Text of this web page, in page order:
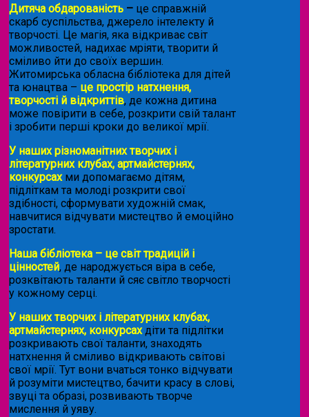
Дитяча обдарованість – це справжній
скарб суспільства, джерело інтелекту й
творчості. Це магія, яка відкриває світ
можливостей, надихає мріяти, творити й
сміливо йти до своїх вершин.
Житомирська обласна бібліотека для дітей
та юнацтва – це простір натхнення,
творчості й відкриттів, де кожна дитина
може повірити в себе, розкрити свій талант
і зробити перші кроки до великої мрії.
У наших різноманітних творчих і
літературних клубах, артмайстернях,
конкурсахми допомагаємо дітям,
підліткам та молоді розкрити свої
здібності, сформувати художній смак,
навчитися відчувати мистецтво й емоційно
зростати.
Наша бібліотека – це світ традицій і
цінностей, де народжується віра в себе,
розквітають таланти й сяє світло творчості
у кожному серці.
У наших творчих і літературних клубах,
артмайстернях, конкурсахдіти та підлітки
розкривають свої таланти, знаходять
натхнення й сміливо відкривають світові
свої мрії. Тут вони вчаться тонко відчувати
й розуміти мистецтво, бачити красу в слові,
звуці та образі, розвивають творче
мислення й уяву.